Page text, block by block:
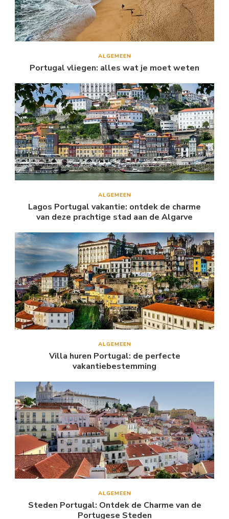
ALGEMEEN
Portugal vliegen: alles wat je moet weten
ALGEMEEN
Lagos Portugal vakantie: ontdek de charme
van deze prachtige stad aan de Algarve
ALGEMEEN
Villa huren Portugal: de perfecte
vakantiebestemming
ALGEMEEN
Steden Portugal: Ontdek de Charme van de
Portugese Steden